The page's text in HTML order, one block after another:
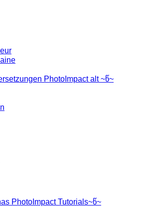
PhotoImpact alt ~წ~
PhotoImpact Tutorials~წ~